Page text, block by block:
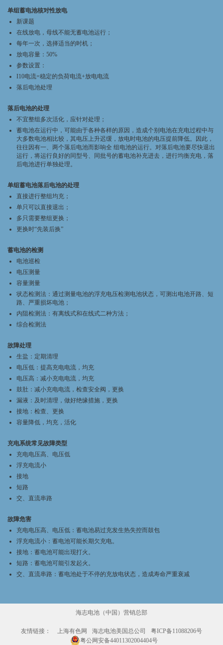
单组蓄电池核对性放电
新课题
在线放电，母线不能无蓄电池运行；
每年一次，选择适当的时机；
放电容量：50%
参数设置：
I10电流=稳定的负荷电流+放电电流
落后电池处理
落后电池的处理
不宜整组多次活化，应针对处理；
蓄电池在运行中，可能由于各种各样的原因，造成个别电池在充电过程中与
大多数电池相比较，其电压上升迟缓，放电时电池的电压提前降低。因此，
往往因有一、两个落后电池而影响全 组电池的运行。对落后电池要尽快退出
运行，将运行良好的同型号、同批号的蓄电池补充进去，进行均衡充电，落
后电池进行单独处理。
单组蓄电池落后电池的处理
直接进行整组均充；
单只可以直接退出；
多只需要整组更换；
更换时“先装后换”
蓄电池的检测
电池巡检
电压测量
容量测量
状态检测法：通过测量电池的浮充电压检测电池状态，可测出电池开路、短
路、严重损坏电池；
内阻检测法：有离线式和在线式二种方法；
综合检测法
故障处理
生盐：定期清理
电压低：提高充电电流，均充
电压高：减小充电电流，均充
鼓肚：减小充电电流，检查安全阀，更换
漏液：及时清理，做好绝缘措施，更换
接地：检查、更换
容量降低，均充，活化
充电系统常见故障类型
充电电压高、电压低
浮充电流小
接地
短路
交、直流串路
故障危害
充电电压高、电压低：蓄电池易过充发生热失控而鼓包
浮充电流小：蓄电池可能长期欠充电。
接地：蓄电池可能出现打火。
短路：蓄电池可能引发起火。
交、直流串路：蓄电池处于不停的充放电状态，造成寿命严重衰减
海志电池（中国）营销总部
友情链接： 上海有色网 海志电池美国总公司
粤ICP备11088206号
粤公网安备44011302004404号